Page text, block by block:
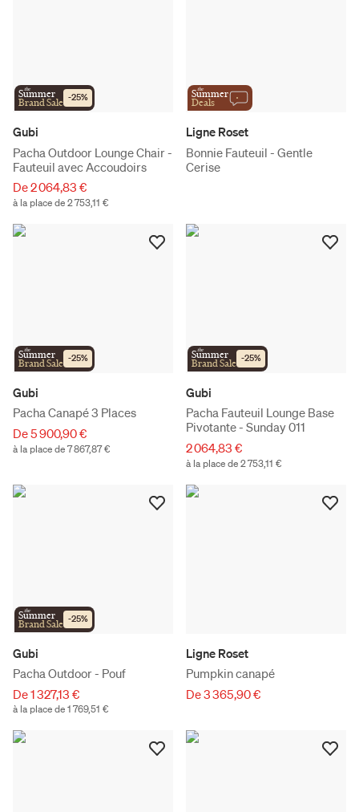
the
Summer
Brand Sale -25%
Gubi
Pacha Outdoor Lounge Chair -
Fauteuil avec Accoudoirs
De 2 064,83 €
à la place de 2 753,11 €
the
Summer
Deals
Ligne Roset
Bonnie Fauteuil - Gentle
Cerise
the
Summer
Brand Sale -25%
Gubi
Pacha Canapé 3 Places
De 5 900,90 €
à la place de 7 867,87 €
the
Summer
Brand Sale -25%
Gubi
Pacha Fauteuil Lounge Base
Pivotante - Sunday 011
2 064,83 €
à la place de 2 753,11 €
the
Summer
Brand Sale -25%
Gubi
Pacha Outdoor - Pouf
De 1 327,13 €
à la place de 1 769,51 €
Ligne Roset
Pumpkin canapé
De 3 365,90 €